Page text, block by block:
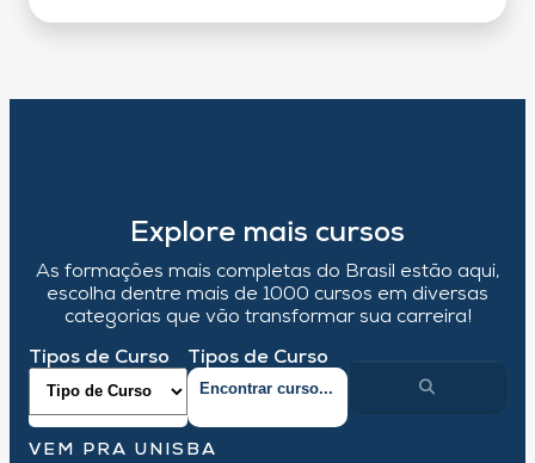
Explore mais cursos
As formações mais completas do Brasil estão aqui,
escolha dentre mais de 1000 cursos em diversas
categorias que vão transformar sua carreira!
Tipos de Curso Tipos de Curso
VEM PRA UNISBA